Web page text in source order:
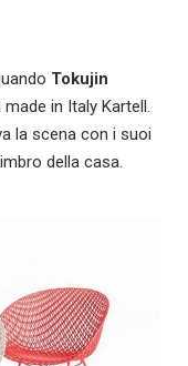
Tokujin
in Italy Kartell.
la scena con i suoi
della casa.